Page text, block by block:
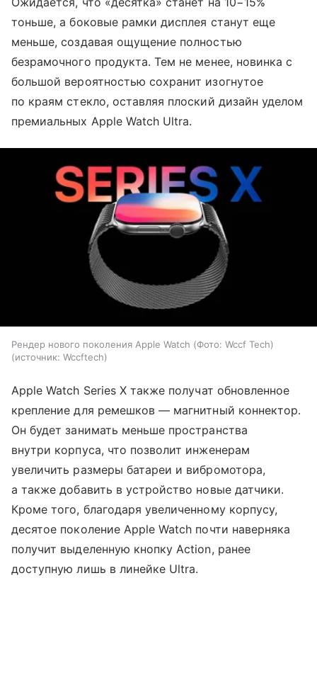
тоньше, а боковые рамки дисплея станут еще
меньше, создавая ощущение полностью
безрамочного продукта. Тем не менее, новинка с
большой вероятностью сохранит изогнутое
по краям стекло, оставляя плоский дизайн уделом
премиальных Apple Watch Ultra.
Рендер нового поколения Apple Watch (Фото: Wccf Tech)
источник: Wccftech
Apple Watch Series X также получат обновленное
крепление для ремешков — магнитный коннектор.
Он будет занимать меньше пространства
внутри корпуса, что позволит инженерам
увеличить размеры батареи и вибромотора,
а также добавить в устройство новые датчики.
Кроме того, благодаря увеличенному корпусу,
десятое поколение Apple Watch почти наверняка
получит выделенную кнопку Action, ранее
доступную лишь в линейке Ultra.